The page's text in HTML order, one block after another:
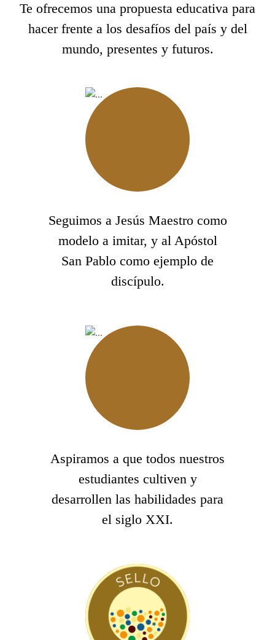
Te ofrecemos una propuesta educativa para
hacer frente a los desafíos del país y del
mundo, presentes y futuros.
Seguimos a Jesús Maestro como
modelo a imitar, y al Apóstol
San Pablo como ejemplo de
discípulo.
Aspiramos a que todos nuestros
estudiantes cultiven y
desarrollen las habilidades para
el siglo XXI.